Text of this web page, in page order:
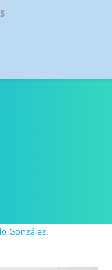
González.